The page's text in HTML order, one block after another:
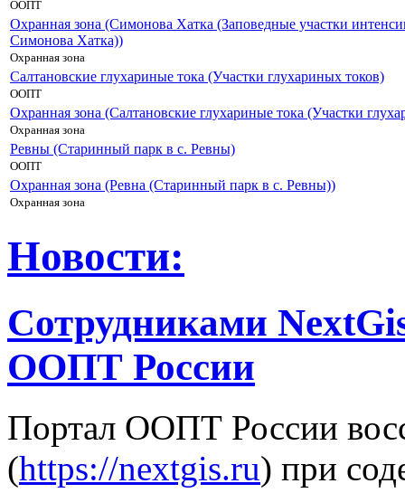
ООПТ
Охранная зона (Симонова Хатка (Заповедные участки
Симонова Хатка))
Охранная зона
Салтановские глухариные тока (Участки глухариных токов)
ООПТ
Охранная зона (Салтановские глухариные тока (Участки
Охранная зона
Ревны (Старинный парк в с. Ревны)
ООПТ
Охранная зона (Ревна (Старинный парк в с. Ревны))
Охранная зона
Новости:
Сотрудниками
ООПТ России
Портал ООПТ России
(https://nextgis.ru) при